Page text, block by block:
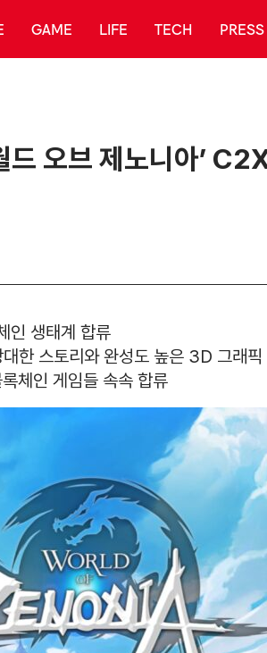
GAME LIFE TECH PRESS
오브 제노니아’
인 생태계 합류
한 스토리와 완성도 높은 3D 그래픽
체인 게임들 속속 합류